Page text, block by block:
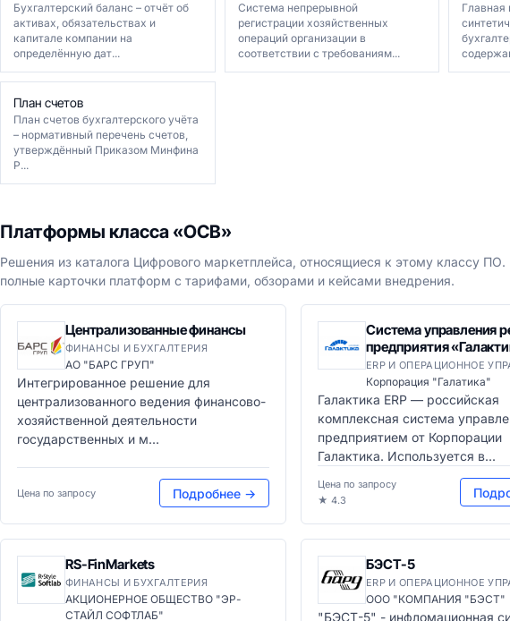
Бухгалтерский баланс – отчёт об
активах, обязательствах и
капитале компании на
определённую дат...
Система непрерывной
регистрации хозяйственных
операций организации в
соответствии с требованиям...
Главная
План счетов
План счетов бухгалтерского учёта
– нормативный перечень счетов,
утверждённый Приказом Минфина
Р...
Платформы класса «ОСВ»
Решения из каталога Цифрового маркетплейса, относящиеся к этому классу ПО.
полные карточки платформ с тарифами, обзорами и кейсами внедрения.
Централизованные финансы
ФИНАНСЫ И БУХГАЛТЕРИЯ
АО "БАРС ГРУП"
Интегрированное решение для
централизованного ведения финансово-
хозяйственной деятельности
государственных и м...
Цена по запросу Подробнее →
Система управления
предприятия
ERP И ОПЕРАЦИОННОЕ
Корпорация "Галатика"
Галактика ERP — российская
комплексная система
предприятием от Корпорации
Галактика. Используется в...
Цена по запросу
★ 4.3
RS-FinMarkets
ФИНАНСЫ И БУХГАЛТЕРИЯ
АКЦИОНЕРНОЕ ОБЩЕСТВО "ЭР-
СТАЙЛ СОФТЛАБ"
БЭСТ-5
ERP И ОПЕРАЦИОННОЕ
ООО "КОМПАНИЯ "БЭСТ"
"БЭСТ-5" - инфломационная